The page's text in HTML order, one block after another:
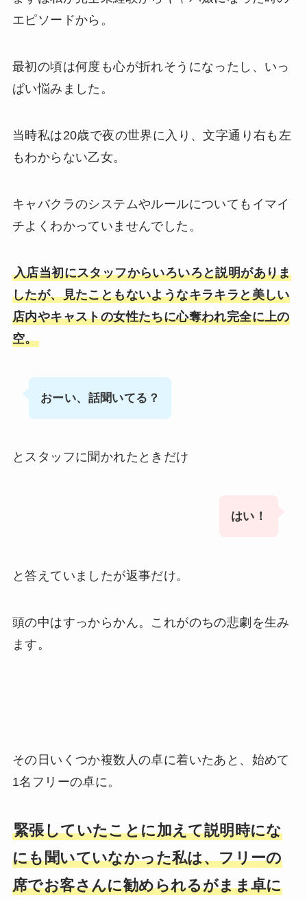
エピソードから。
最初の頃は何度も心が折れそうになったし、いっ
ぱい悩みました。
当時私は20歳で夜の世界に入り、文字通り右も左
もわからない乙女。
キャバクラのシステムやルールについてもイマイ
チよくわかっていませんでした。
入店当初にスタッフからいろいろと説明がありま
したが、見たこともないようなキラキラと美しい
店内やキャストの女性たちに心奪われ完全に上の
空。
おーい、話聞いてる？
とスタッフに聞かれたときだけ
はい！
と答えていましたが返事だけ。
頭の中はすっからかん。これがのちの悲劇を生み
ます。
その日いくつか複数人の卓に着いたあと、始めて
1名フリーの卓に。
緊張していたことに加えて説明時にな
にも聞いていなかった私は、フリーの
席でお客さんに勧められるがまま卓に